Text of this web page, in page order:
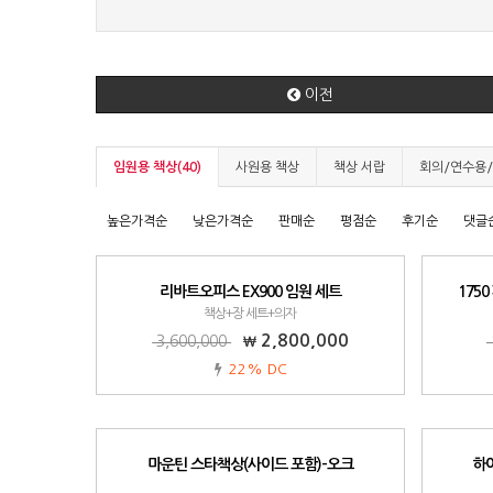
이전
임원용 책상(40) 사원용 책상 책상 서랍 회의/연수용
높은가격순 낮은가격순 판매순 평점순 후기순 댓글
리바트오피스 EX900 임원 세트
책상+장 세트+의자
3,600,000 2,800,000
22% DC
1750
마운틴 스타책상(사이드 포함)-오크 하